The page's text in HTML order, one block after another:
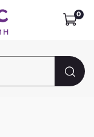
0